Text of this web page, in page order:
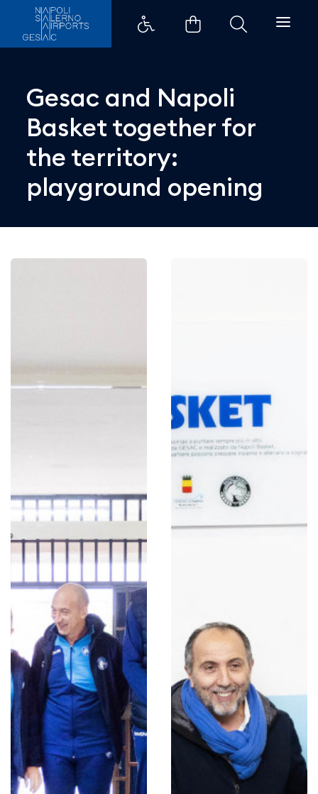
Gesac and Napoli Basket
Gesac and Napoli
Basket together for
the territory:
playground opening